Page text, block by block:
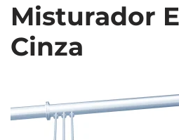
Misturador
Cinza